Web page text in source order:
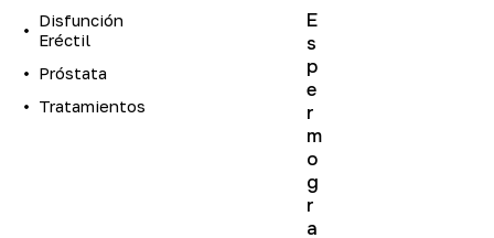
Disfunción
Eréctil
Próstata
Tratamientos
E
s
p
e
r
m
o
g
r
a